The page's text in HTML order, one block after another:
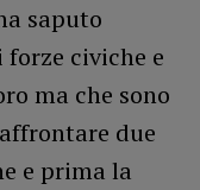
saputo
civiche e
ma che sono
due
e prima la